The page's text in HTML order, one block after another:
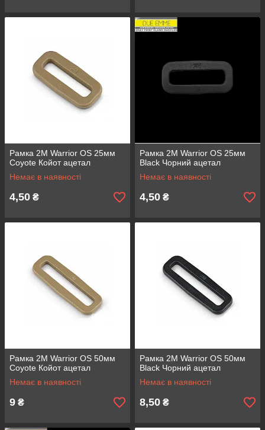
Рамка 2M Warrior OS 25мм
Coyote Койот ацетал
Немає в наявності
4,50 ₴
Рамка 2M Warrior OS 25мм
Black Чорний ацетал
Немає в наявності
4,50 ₴
Рамка 2M Warrior OS 50мм
Coyote Койот ацетал
Немає в наявності
9 ₴
Рамка 2M Warrior OS 50мм
Black Чорний ацетал
Немає в наявності
8,50 ₴